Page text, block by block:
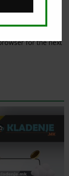
for the next